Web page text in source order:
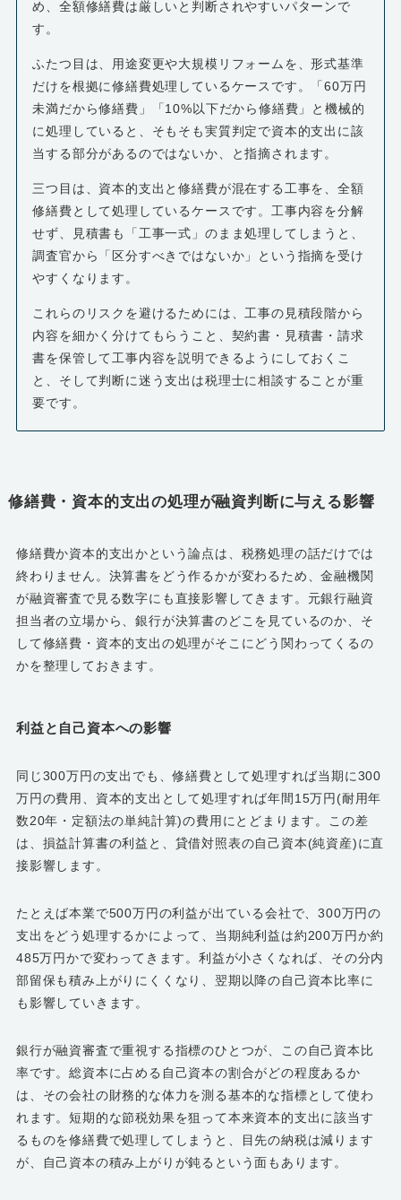
め、全額修繕費は厳しいと判断されやすいパターンで
す。
ふたつ目は、用途変更や大規模リフォームを、形式基準
だけを根拠に修繕費処理しているケースです。「60万円
未満だから修繕費」「10%以下だから修繕費」と機械的
に処理していると、そもそも実質判定で資本的支出に該
当する部分があるのではないか、と指摘されます。
三つ目は、資本的支出と修繕費が混在する工事を、全額
修繕費として処理しているケースです。工事内容を分解
せず、見積書も「工事一式」のまま処理してしまうと、
調査官から「区分すべきではないか」という指摘を受け
やすくなります。
これらのリスクを避けるためには、工事の見積段階から
内容を細かく分けてもらうこと、契約書・見積書・請求
書を保管して工事内容を説明できるようにしておくこ
と、そして判断に迷う支出は税理士に相談することが重
要です。
修繕費・資本的支出の処理が融資判断に与える影響
修繕費か資本的支出かという論点は、税務処理の話だけでは
終わりません。決算書をどう作るかが変わるため、金融機関
が融資審査で見る数字にも直接影響してきます。元銀行融資
担当者の立場から、銀行が決算書のどこを見ているのか、そ
して修繕費・資本的支出の処理がそこにどう関わってくるの
かを整理しておきます。
利益と自己資本への影響
同じ300万円の支出でも、修繕費として処理すれば当期に300
万円の費用、資本的支出として処理すれば年間15万円(耐用年
数20年・定額法の単純計算)の費用にとどまります。この差
は、損益計算書の利益と、貸借対照表の自己資本(純資産)に直
接影響します。
たとえば本業で500万円の利益が出ている会社で、300万円の
支出をどう処理するかによって、当期純利益は約200万円か約
485万円かで変わってきます。利益が小さくなれば、その分内
部留保も積み上がりにくくなり、翌期以降の自己資本比率に
も影響していきます。
銀行が融資審査で重視する指標のひとつが、この自己資本比
率です。総資本に占める自己資本の割合がどの程度あるか
は、その会社の財務的な体力を測る基本的な指標として使わ
れます。短期的な節税効果を狙って本来資本的支出に該当す
るものを修繕費で処理してしまうと、目先の納税は減ります
が、自己資本の積み上がりが鈍るという面もあります。